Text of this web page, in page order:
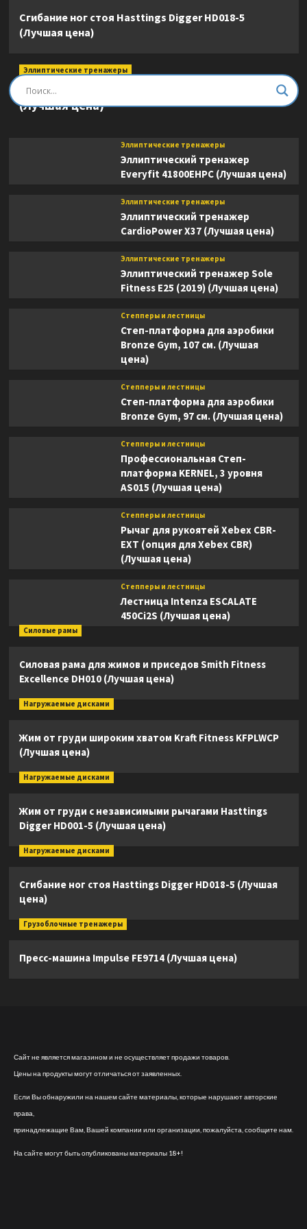
Сгибание ног стоя Hasttings Digger HD018-5
(Лучшая цена)
Эллиптические тренажеры
Эллиптический тренажер DFC E8745T
(Лучшая цена)
Эллиптические тренажеры
Эллиптический тренажер
Everyfit 41800EHPC (Лучшая цена)
Эллиптические тренажеры
Эллиптический тренажер
CardioPower X37 (Лучшая цена)
Эллиптические тренажеры
Эллиптический тренажер Sole
Fitness E25 (2019) (Лучшая цена)
Степперы и лестницы
Степ-платформа для аэробики
Bronze Gym, 107 см. (Лучшая
цена)
Степперы и лестницы
Степ-платформа для аэробики
Bronze Gym, 97 см. (Лучшая цена)
Степперы и лестницы
Профессиональная Степ-
платформа KERNEL, 3 уровня
AS015 (Лучшая цена)
Степперы и лестницы
Рычаг для рукоятей Xebex CBR-
EXT (опция для Xebex CBR)
(Лучшая цена)
Степперы и лестницы
Лестница Intenza ESCALATE
450Ci2S (Лучшая цена)
Силовые рамы
Силовая рама для жимов и приседов Smith Fitness
Excellence DH010 (Лучшая цена)
Нагружаемые дисками
Жим от груди широким хватом Kraft Fitness KFPLWCP
(Лучшая цена)
Нагружаемые дисками
Жим от груди с независимыми рычагами Hasttings
Digger HD001-5 (Лучшая цена)
Нагружаемые дисками
Сгибание ног стоя Hasttings Digger HD018-5 (Лучшая
цена)
Грузоблочные тренажеры
Пресс-машина Impulse FE9714 (Лучшая цена)
Сайт не является магазином и не осуществляет продажи товаров.
Цены на продукты могут отличаться от заявленных.
Если Вы обнаружили на нашем сайте материалы, которые нарушают авторские
права,
принадлежащие Вам, Вашей компании или организации, пожалуйста, сообщите нам.
На сайте могут быть опубликованы материалы 18+!